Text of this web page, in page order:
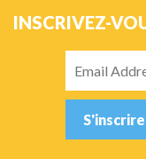
INSCRIVEZ-